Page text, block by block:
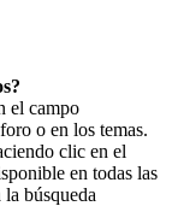
el campo
o en los temas.
clic en el
en todas las
búsqueda